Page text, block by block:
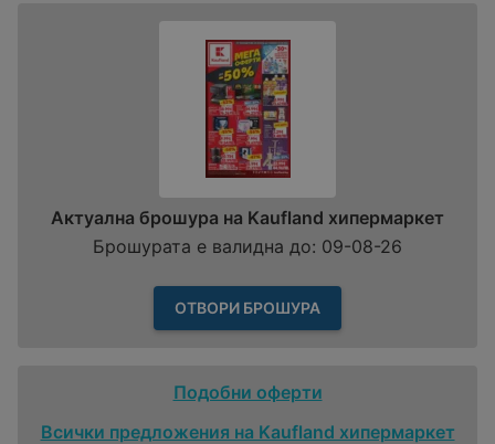
Актуална брошура на Kaufland хипермаркет
Брошурата е валидна до: 09-08-26
ОТВОРИ БРОШУРА
Подобни оферти
Всички предложения на Kaufland хипермаркет